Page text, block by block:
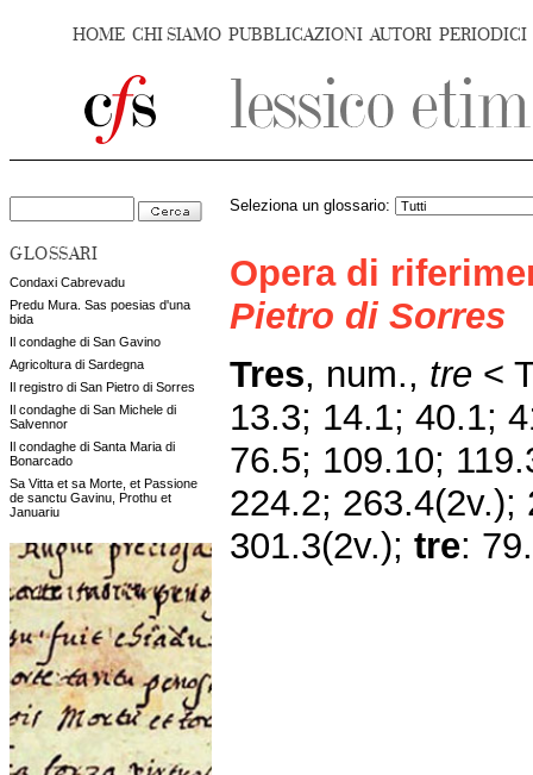
HOME CHI SIAMO PUBBLICAZIONI AUTORI PERIODICI
GLOSSARI
Condaxi Cabrevadu
Predu Mura. Sas poesias d'una
bida
Il condaghe di San Gavino
Agricoltura di Sardegna
Il registro di San Pietro di Sorres
Il condaghe di San Michele di
Salvennor
Il condaghe di Santa Maria di
Bonarcado
Sa Vitta et sa Morte, et Passione
de sanctu Gavinu, Prothu et
Januariu
Seleziona un glossario:
Opera di
Pietro di Sorres
Tres, num., tre <
13.3; 14.1; 40.1;
76.5; 109.10;
224.2; 263.4(2v.);
301.3(2v.); tre: